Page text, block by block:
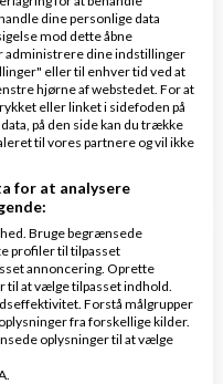
må man lave
i at det ikke
2012kl. 01:59
dine personlige data
mod dette åbne
administrere dine indstillinger
eller til enhver tid ved at
hjørne af webstedet. For at
eller linket i sidefoden på
på den side kan du trække
til vores partnere og vil ikke
for at analysere
Bruge begrænsede
profiler til tilpasset
annoncering. Oprette
til at vælge tilpasset indhold.
Forstå målgrupper
fra forskellige kilder.
oplysninger til at vælge